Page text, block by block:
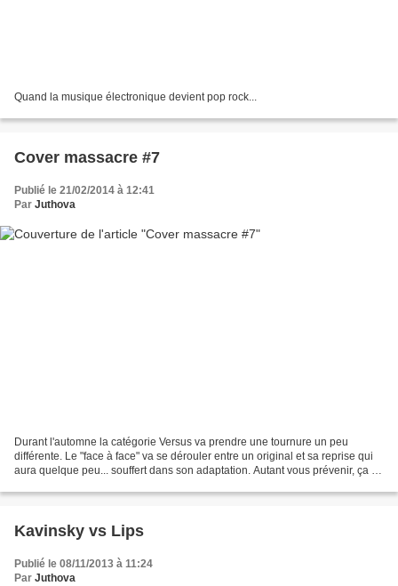
Quand la musique électronique devient pop rock...
Cover massacre #7
Publié le 21/02/2014 à 12:41
Par Juthova
Durant l'automne la catégorie Versus va prendre une tournure un peu
différente. Le "face à face" va se dérouler entre un original et sa reprise qui
aura quelque peu... souffert dans son adaptation. Autant vous prévenir, ça va
Kavinsky vs Lips
Publié le 08/11/2013 à 11:24
Par Juthova